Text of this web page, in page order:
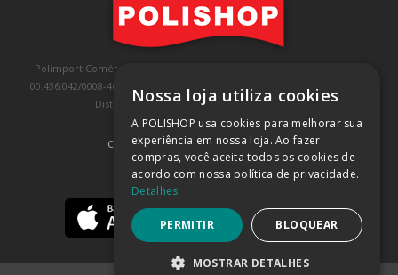
Polimport Comércio e Exportação LTDA, inscrita no CNPJ/MF sob o nº
00.436.042/0008-46, IE 407.458.707.103, com sede na Rua Kanebo, nº 175,
Distrito Industrial, Jundiaí/SP, CEP: 13213-090
COMPRA 100% SEGURA (SAIBA MAIS)
BAIXE NOSSO APP
Nossa loja utiliza cookies
A POLISHOP usa cookies para melhorar sua
experiência em nossa loja. Ao fazer
compras, você aceita todos os cookies de
acordo com nossa política de privacidade.
Detalhes
PERMITIR BLOQUEAR
MOSTRAR DETALHES